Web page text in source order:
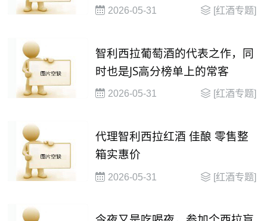
2026-05-31 [红酒专题]
智利西拉葡萄酒的代表之作，同
时也是JS高分榜单上的常客
2026-05-31 [红酒专题]
代理智利西拉红酒 佳酿 零售整
箱实惠价
2026-05-31 [红酒专题]